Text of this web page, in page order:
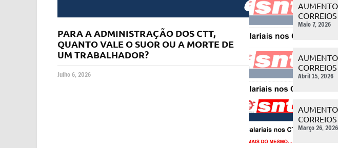
PARA A ADMINISTRAÇÃO DOS CTT,
QUANTO VALE O SUOR OU A MORTE DE
UM TRABALHADOR?
Julho 6, 2026
CORREIOS
Maio 7, 2026
CORREIOS
Abril 15, 2026
CORREIOS
Março 26, 2026